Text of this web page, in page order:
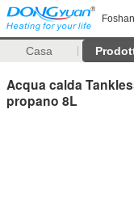
Casa
Acqua calda
propano 8L